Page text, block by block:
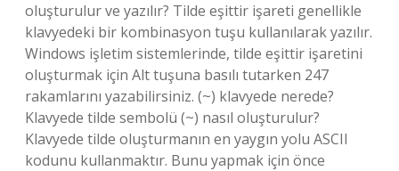
oluşturulur ve yazılır? Tilde eşittir işareti genellikle
klavyedeki bir kombinasyon tuşu kullanılarak yazılır.
Windows işletim sistemlerinde, tilde eşittir işaretini
oluşturmak için Alt tuşuna basılı tutarken 247
rakamlarını yazabilirsiniz. (~) klavyede nerede?
Klavyede tilde sembolü (~) nasıl oluşturulur?
Klavyede tilde oluşturmanın en yaygın yolu ASCII
kodunu kullanmaktır. Bunu yapmak için önce